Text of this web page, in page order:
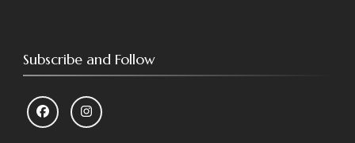
Subscribe and Follow